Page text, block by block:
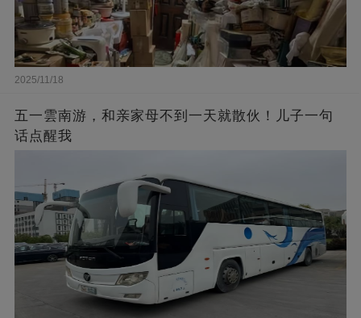
2025/11/18
五一雲南游，和亲家母不到一天就散伙！儿子一句
话点醒我